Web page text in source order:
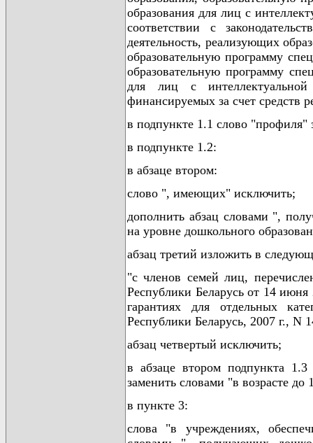
образования для лиц с
соответствии с
деятельность, реализующих
образовательную программу
образовательную программу
для лиц с
финансируемых за счет средств
в подпункте 1.1 слово "профиля"
в подпункте 1.2:
в абзаце втором:
слово ", имеющих" исключить;
дополнить абзац словами ",
на уровне дошкольного
абзац третий изложить в
"с членов семей лиц,
Республики Беларусь от 14 июня
гарантиях для отдельных
Республики Беларусь, 2007 г., N
абзац четвертый исключить;
в абзаце втором подпункта
заменить словами "в возрасте до
в пункте 3:
слова "в учреждениях,